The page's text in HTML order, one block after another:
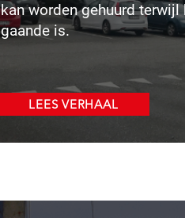
kan worden gehuurd terwijl
gaande is.
LEES VERHAAL